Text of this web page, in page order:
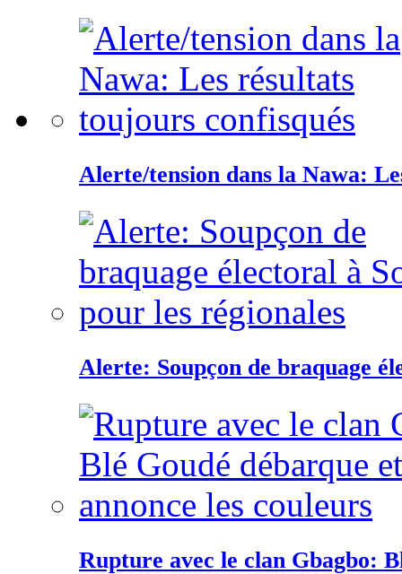
Alerte/tension dans la Nawa:
Alerte: Soupçon de braquage
Rupture avec le clan Gbagbo: